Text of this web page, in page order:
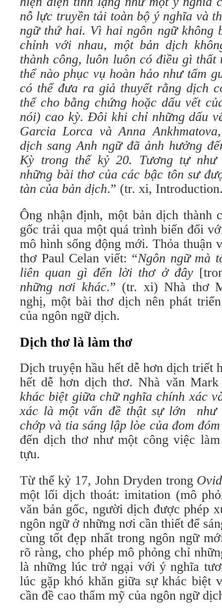
nỗ lực truyền tải toàn bộ ý nghĩa và
ngữ thứ hai. Vì hai ngôn ngữ không
chỉnh với nhau, một bản dịch
thành công, luôn luôn có điều gì thất
thể nào phục vụ hoàn hảo như tấm
có thể đưa ra giả thuyết rằng dịch
thế cho bằng chứng hoặc dấu vết
nói) cao kỳ. Đôi khi chỉ những dấu
Garcia Lorca và Anna
dịch sang Anh ngữ đã ảnh hưởng
Kỳ trong thế kỷ 20. Tương tự như
những bài thơ của các bậc tôn sư
tàn của bản dịch.” (tr. xi,
Ông nhận định, một bản dịch thành
gốc trải qua một quá trình biến đổi
mô hình sống động mới. Thỏa thuận
thơ Paul Celan viết: “Ngôn ngữ mà
liên quan gì đến lời thơ ở đây
những nơi khác.” (tr. xi) Nhà thơ
nghị, một bài thơ dịch nên phát
của ngôn ngữ dịch.
Dịch thơ là làm thơ
Dịch truyện hầu hết dễ hơn dịch triết
hết dễ hơn dịch thơ. Nhà văn
khác biệt giữa chữ nghĩa chính xác
xác là một vấn đề thật sự lớn như
chớp và tia sáng lập lòe của đom
đến dịch thơ như một công việc
tựu.
Từ thế kỷ 17, John Dryden trong
một lối dịch thoát: imitation (mô
văn bản gốc, người dịch được phép
ngôn ngữ ở những nơi cần thiết để
cùng tốt đẹp nhất trong ngôn ngữ
rõ ràng, cho phép mô phỏng chỉ
là những lúc trở ngại với ý nghĩa
lúc gặp khó khăn giữa sự khác biệt
cần đề cao thẩm mỹ của ngôn ngữ